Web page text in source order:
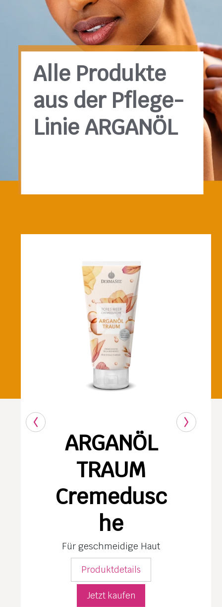
Alle Produkte
aus der Pflege-
Linie ARGANÖL
ARGANÖL
TRAUM
Cremedusc
he
Für geschmeidige Haut
Produktdetails
Jetzt kaufen